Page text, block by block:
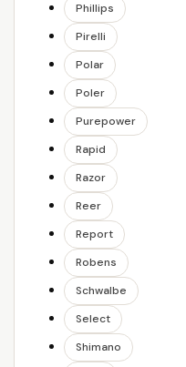
Phillips
Pirelli
Polar
Poler
Purepower
Rapid
Razor
Reer
Report
Robens
Schwalbe
Select
Shimano